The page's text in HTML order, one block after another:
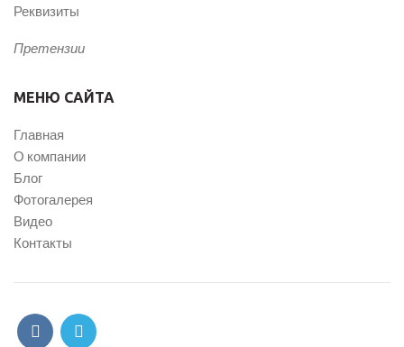
Реквизиты
Претензии
МЕНЮ САЙТА
Главная
О компании
Блог
Фотогалерея
Видео
Контакты